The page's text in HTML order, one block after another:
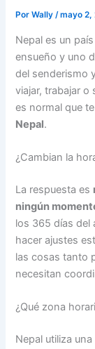
PorWally/mayo 2,
Nepal es un
ensueño y uno
del senderismo
viajar, trabajar o
es normal que
Nepal.
¿Cambian la
La respuesta es
ningún
los 365 días del
hacer ajustes
las cosas tanto
necesitan
¿Qué zona
Nepal utiliza